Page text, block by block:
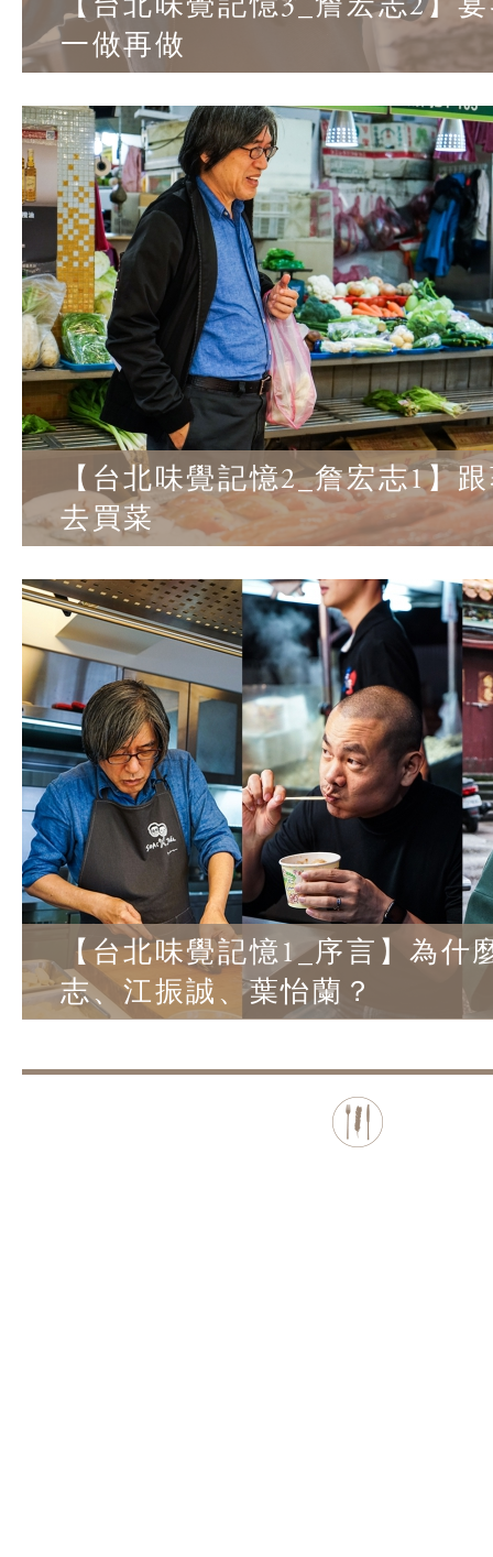
【台北味覺記憶3_詹宏志2】
一做再做
【台北味覺記憶2_詹宏志1】
去買菜
【台北味覺記憶1_序言】為什
志、江振誠、葉怡蘭？